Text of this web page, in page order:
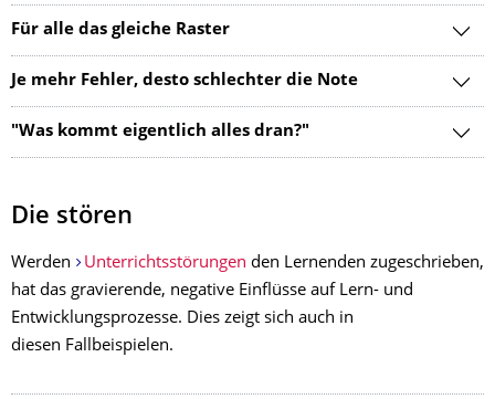
Für alle das gleiche Raster
Je mehr Fehler, desto schlechter die Note
"Was kommt eigentlich alles dran?"
Die stören
Werden Unterrichtsstörungen den Lernenden zugeschrieben,
hat das gravierende, negative Einflüsse auf Lern- und
Entwicklungsprozesse. Dies zeigt sich auch in
diesen Fallbeispielen.